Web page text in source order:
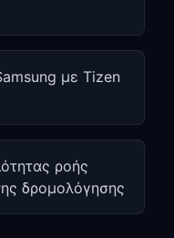
με Tizen
ροής
δρομολόγησης